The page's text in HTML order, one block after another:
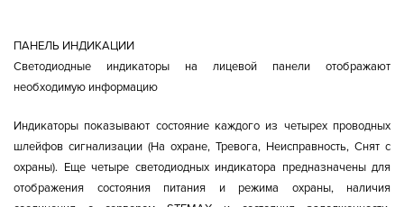
ПАНЕЛЬ ИНДИКАЦИИ
Светодиодные индикаторы на лицевой панели отображают
необходимую информацию
Индикаторы показывают состояние каждого из четырех проводных
шлейфов сигнализации (На охране, Тревога, Неисправность, Снят с
охраны). Еще четыре светодиодных индикатора предназначены для
отображения состояния питания и режима охраны, наличия